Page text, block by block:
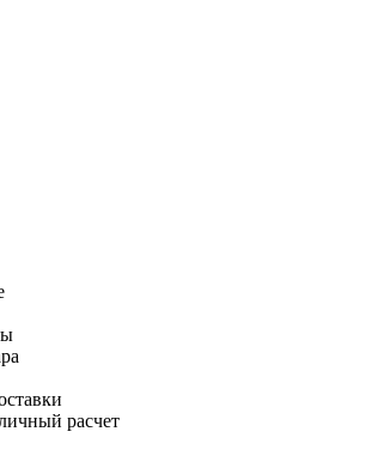
расчет